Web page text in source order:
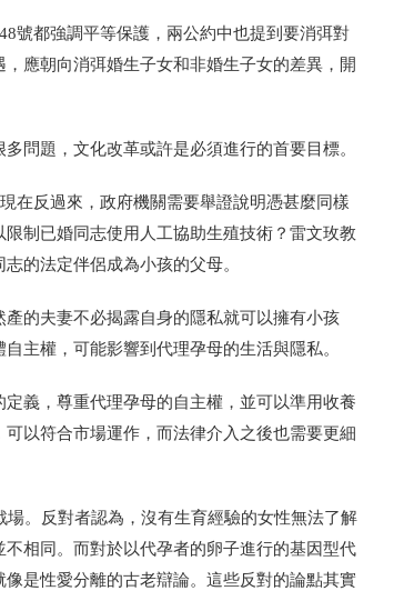
號都強調平等保護，兩公約中也提到要消弭對
應朝向消弭婚生子女和非婚生子女的差異，開
問題，文化改革或許是必須進行的首要目標。
在反過來，政府機關需要舉證說明憑甚麼同樣
制已婚同志使用人工協助生殖技術？雷文玫教
的法定伴侶成為小孩的父母。
的夫妻不必揭露自身的隱私就可以擁有小孩
主權，可能影響到代理孕母的生活與隱私。
義，尊重代理孕母的自主權，並可以準用收養
以符合市場運作，而法律介入之後也需要更細
。反對者認為，沒有生育經驗的女性無法了解
相同。而對於以代孕者的卵子進行的基因型代
是性愛分離的古老辯論。這些反對的論點其實